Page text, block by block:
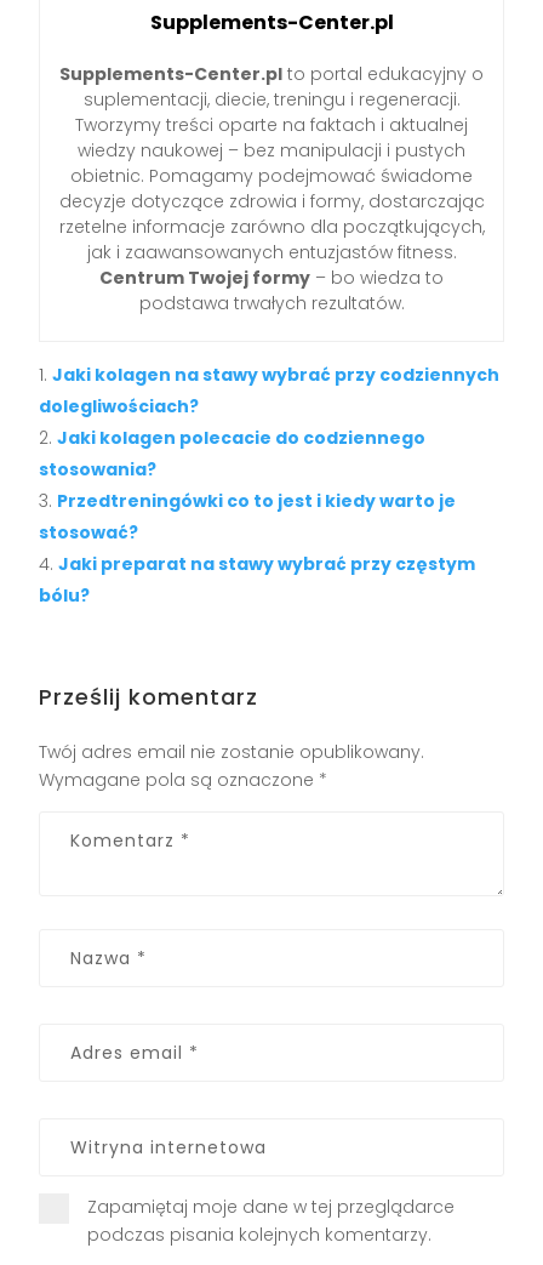
Supplements-Center.pl
Supplements-Center.pl to portal edukacyjny o
suplementacji, diecie, treningu i regeneracji.
Tworzymy treści oparte na faktach i aktualnej
wiedzy naukowej – bez manipulacji i pustych
obietnic. Pomagamy podejmować świadome
decyzje dotyczące zdrowia i formy, dostarczając
rzetelne informacje zarówno dla początkujących,
jak i zaawansowanych entuzjastów fitness.
Centrum Twojej formy – bo wiedza to
podstawa trwałych rezultatów.
Jaki kolagen na stawy wybrać przy codziennych
dolegliwościach?
Jaki kolagen polecacie do codziennego
stosowania?
Przedtreningówki co to jest i kiedy warto je
stosować?
Jaki preparat na stawy wybrać przy częstym
bólu?
Prześlij komentarz
Twój adres email nie zostanie opublikowany.
Wymagane pola są oznaczone *
Zapamiętaj moje dane w tej przeglądarce
podczas pisania kolejnych komentarzy.